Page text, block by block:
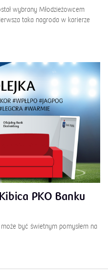
wybrany Młodzieżowcem
taka nagroda w karierze
PKO Banku
być świetnym pomysłem na